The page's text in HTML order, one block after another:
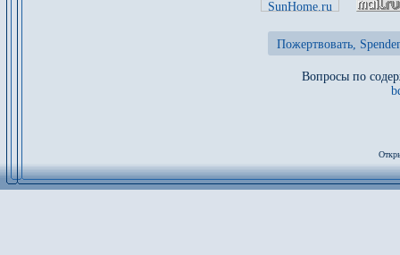
Пожертвовать,
Вопросы по